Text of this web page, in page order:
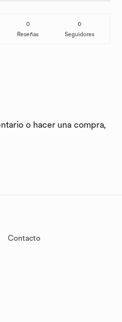
0
Reseñas
0
Seguidores
o hacer una compra,
Contacto